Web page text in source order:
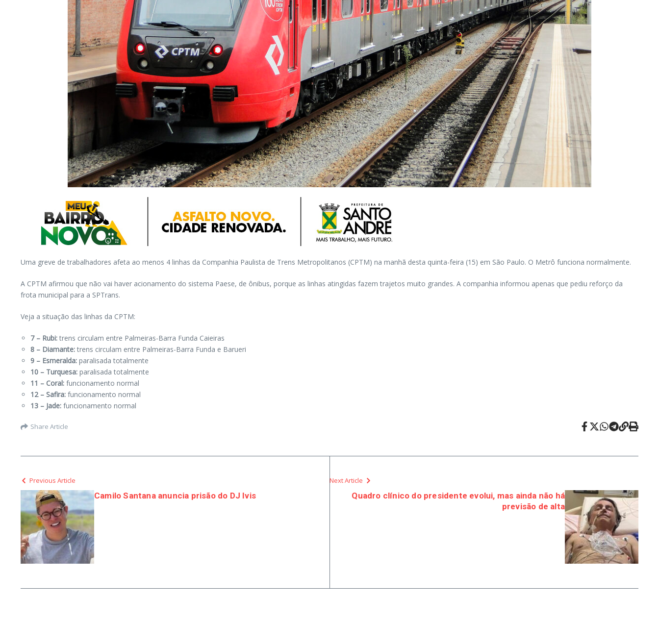
Uma greve de trabalhadores afeta ao menos 4 linhas da Companhia Paulista de Trens Metropolitanos (CPTM) na manhã desta quinta-feira (15) em São Paulo. O Metrô funciona normalmente.
A CPTM afirmou que não vai haver acionamento do sistema Paese, de ônibus, porque as linhas atingidas fazem trajetos muito grandes. A companhia informou apenas que pediu reforço da
frota municipal para a SPTrans.
Veja a situação das linhas da CPTM:
7 – Rubi:trens circulam entre Palmeiras-Barra Funda Caieiras
8 – Diamante:trens circulam entre Palmeiras-Barra Funda e Barueri
9 – Esmeralda: paralisada totalmente
10 – Turquesa: paralisada totalmente
11 – Coral: funcionamento normal
12 – Safira: funcionamento normal
13 – Jade: funcionamento normal
Share Article
Previous Article
Camilo Santana anuncia prisão do DJ Ivis
Next Article
Quadro clínico do presidente evolui, mas ainda não há
previsão de alta